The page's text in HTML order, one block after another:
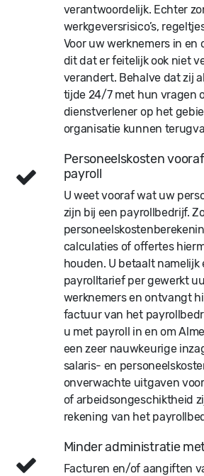
verantwoordelijk. Echter
werkgeversrisico’s,
Voor uw werknemers in en
dit dat er feitelijk ook niet
verandert. Behalve dat zij
tijde 24/7 met hun vragen
dienstverlener op het
organisatie kunnen
Personeelskosten
payroll
U weet vooraf wat uw
zijn bij een payrollbedrijf.
calculaties of offertes
houden. U betaalt namelijk
payrolltarief per gewerkt
werknemers en ontvangt
factuur van het
u met payroll in en om
een zeer nauwkeurige
salaris- en
onverwachte uitgaven
of arbeidsongeschiktheid
rekening van het
Minder administratie
Facturen en/of aangiften